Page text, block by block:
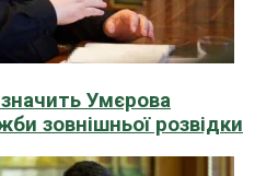
Умєрова
зовнішньої розвідки